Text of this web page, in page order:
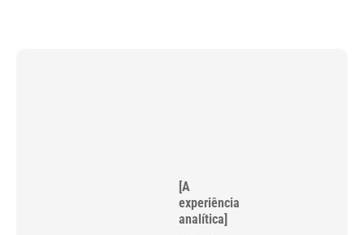
[A
experiência
analítica]